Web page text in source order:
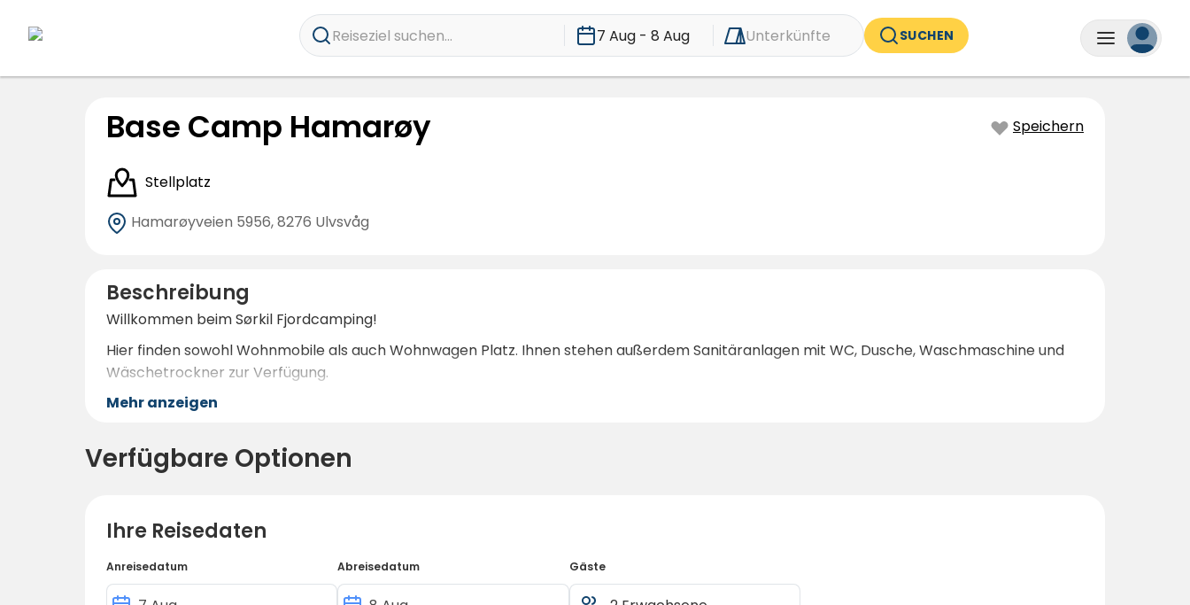
Reiseziel suchen... 7 Aug - 8 Aug Unterkünfte SUCHEN
Base Camp Hamarøy Speichern
Stellplatz
Hamarøyveien 5956,8276 Ulvsvåg
Beschreibung
Willkommen beim Sørkil Fjordcamping!
Hier finden sowohl Wohnmobile als auch Wohnwagen Platz. Ihnen stehen außerdem Sanitäranlagen mit WC, Dusche, Waschmaschine und
Wäschetrockner zur Verfügung.
Mehr anzeigen
Verfügbare Optionen
Ihre Reisedaten
Anreisedatum Abreisedatum Gäste